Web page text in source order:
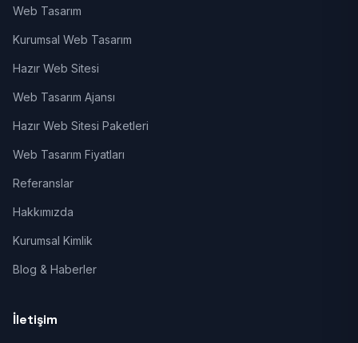
Web Tasarım
Kurumsal Web Tasarım
Hazır Web Sitesi
Web Tasarım Ajansı
Hazır Web Sitesi Paketleri
Web Tasarım Fiyatları
Referanslar
Hakkımızda
Kurumsal Kimlik
Blog & Haberler
İletişim